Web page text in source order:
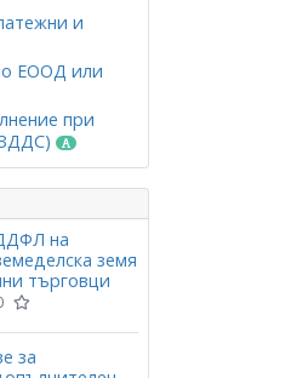
и
ЕООД или
при
на
земя
търговци
за